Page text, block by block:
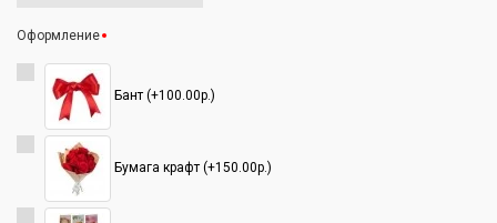
Оформление
Бант (+100.00р.)
Бумага крафт (+150.00р.)